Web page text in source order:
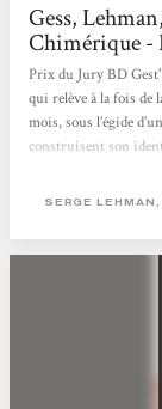
Gess,
Chimérique -
Prix du Jury BD
qui relève à la fois de
mois, sous l’égide
construisent son
sur le continent
SERGE